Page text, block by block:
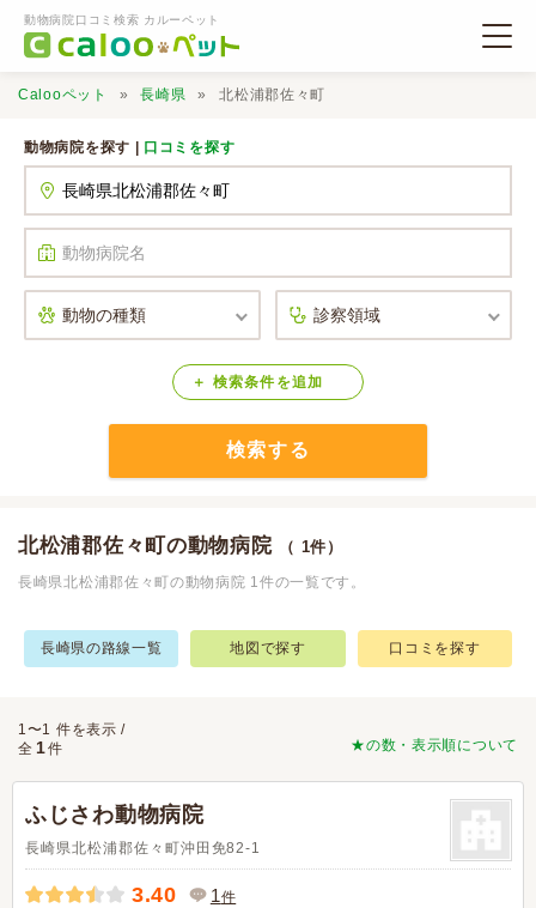
動物病院口コミ検索 カルーペット
口コミ検索
Calooペットとは？
Calooペット 長崎県 北松浦郡佐々町
動物病院を探す | 口コミを探す
検索条件 を追加
検索する
北松浦郡佐々町の動物病院 （ 1件）
長崎県北松浦郡佐々町の動物病院 1件の一覧です。
長崎県の路線一覧 地図で探す 口コミを探す
★の数・表示順について
1〜1 件を表示 /
全 1件
ふじさわ動物病院
長崎県北松浦郡佐々町沖田免82-1
3.40 1件